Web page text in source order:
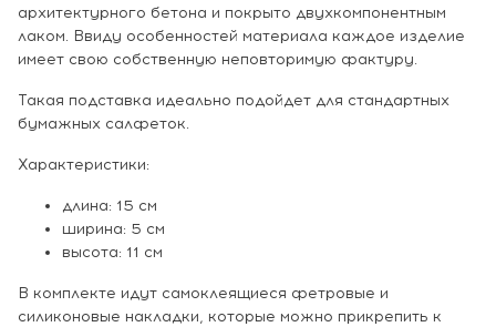
архитектурного бетона и покрыто двухкомпонентным
лаком. Ввиду особенностей материала каждое изделие
имеет свою собственную неповторимую фактуру.
Такая подставка идеально подойдет для стандартных
бумажных салфеток.
Характеристики:
длина: 15 см
ширина: 5 см
высота: 11 см
В комплекте идут самоклеящиеся фетровые и
силиконовые накладки, которые можно прикрепить к